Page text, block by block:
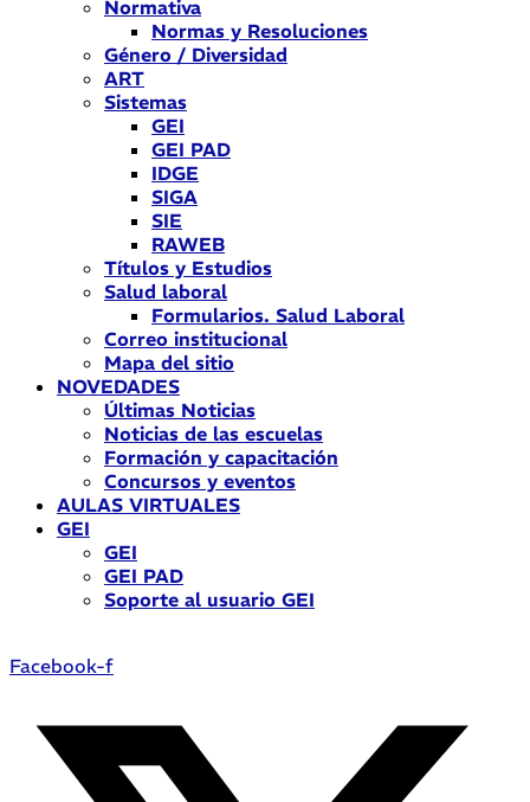
Normativa
Normas y Resoluciones
Género / Diversidad
ART
Sistemas
GEI
GEI PAD
IDGE
SIGA
SIE
RAWEB
Títulos y Estudios
Salud laboral
Formularios. Salud Laboral
Correo institucional
Mapa del sitio
NOVEDADES
Últimas Noticias
Noticias de las escuelas
Formación y capacitación
Concursos y eventos
AULAS VIRTUALES
GEI
GEI
GEI PAD
Soporte al usuario GEI
Facebook-f